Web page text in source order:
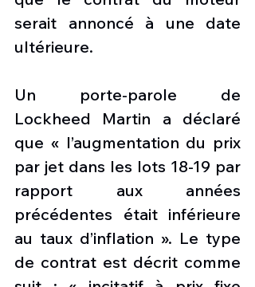
serait annoncé à une date
ultérieure.
Un porte-parole de
Lockheed Martin a déclaré
que « l’augmentation du prix
par jet dans les lots 18-19 par
rapport aux années
précédentes était inférieure
au taux d’inflation ». Le type
de contrat est décrit comme